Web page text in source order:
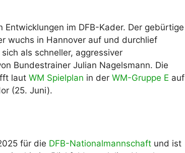
Entwicklungen im DFB-Kader. Der gebürtige
wuchs in Hannover auf und durchlief
als schneller, aggressiver
Bundestrainer Julian Nagelsmann. Die
laut WM Spielplan in der WM-Gruppe E auf
(25. Juni).
für die DFB-Nationalmannschaft und ist